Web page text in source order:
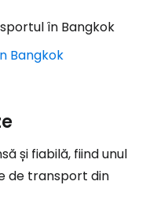
în Bangkok
Bangkok
și fiabilă, fiind unul
de transport din